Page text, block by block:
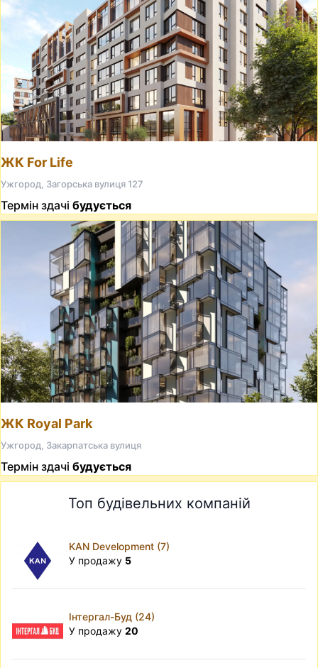
ЖК For Life
Ужгород, Загорська вулиця 127
Термін здачі будується
ЖК Royal Park
Ужгород, Закарпатська вулиця
Термін здачі будується
Топ будівельних компаній
KAN Development (7)
У продажу 5
Інтергал-Буд (24)
У продажу 20